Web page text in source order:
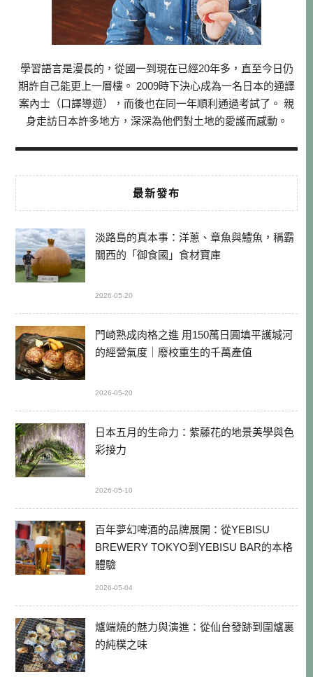
學習語言是漫長的，從國一到現在已經20年多，直至今日仍
期許自己能更上一層樓。 2009時下決心成為一名日本的通譯
案內士（口譯導遊），而後也在同一年順利通過考試了。 親
身走訪日本許多地方，深深為他們對土地的愛護而感動。
最新發布
淡路島的真本事：洋蔥、章魚與鱧魚，稱霸
關西的「御食國」食材寶庫
2026-05-20
門崎熟成肉格之進 用150萬日圓填平護城河
的經營氣度｜廢校重生的千萬產值
2026-05-20
日本五月的生命力：紫藤花的地景美學與色
彩接力
2026-05-10
百年夢幻啤酒的品牌展開：從YEBISU
BREWERY TOKYO到YEBISU BAR的本格
體驗
2026-05-04
爐端燒的魅力與演進：從仙台發跡到圍爐裏
的純樸之味